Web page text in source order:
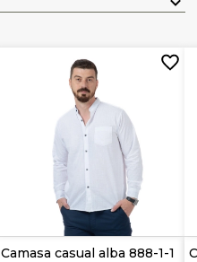
Camasa casual alba 888-1-1